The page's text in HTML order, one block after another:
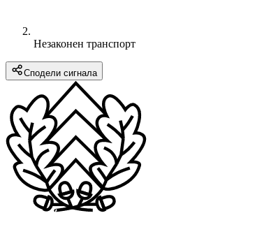
Незаконен транспорт
Сподели сигнала